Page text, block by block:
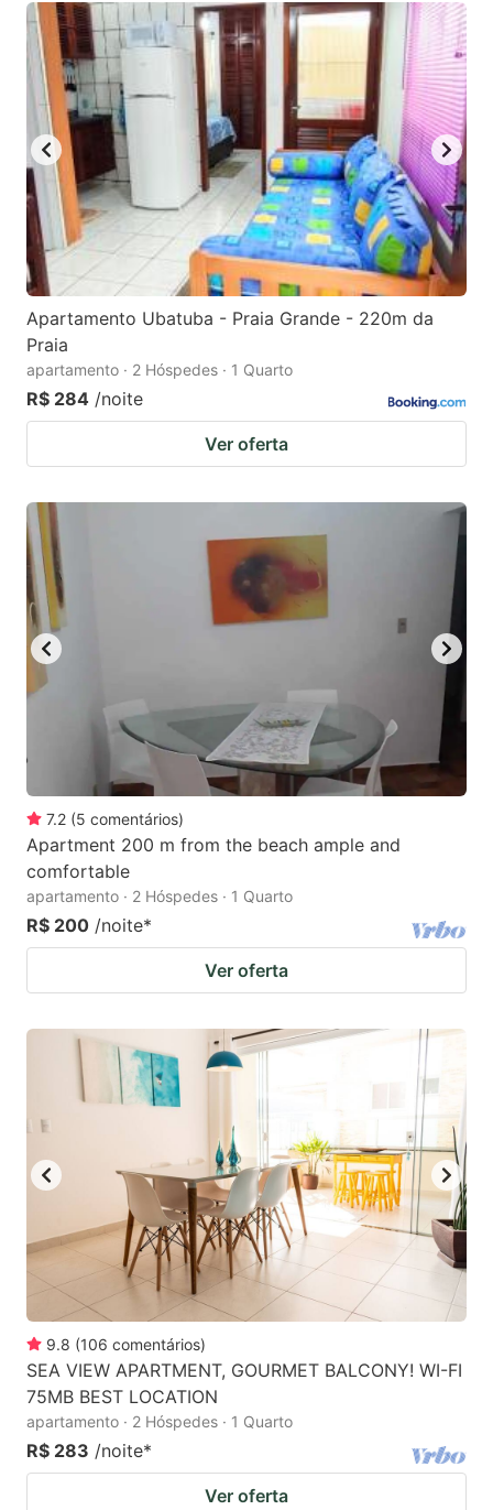
Apartamento Ubatuba - Praia Grande - 220m da
Praia
apartamento · 2 Hóspedes · 1 Quarto
R$ 284 /noite
Ver oferta
7.2 (5 comentários)
Apartment 200 m from the beach ample and
comfortable
apartamento · 2 Hóspedes · 1 Quarto
R$ 200 /noite*
Ver oferta
9.8 (106 comentários)
SEA VIEW APARTMENT, GOURMET BALCONY! WI-FI
75MB BEST LOCATION
apartamento · 2 Hóspedes · 1 Quarto
R$ 283 /noite*
Ver oferta